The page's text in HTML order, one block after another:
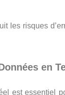
les risques
en
est essentiel